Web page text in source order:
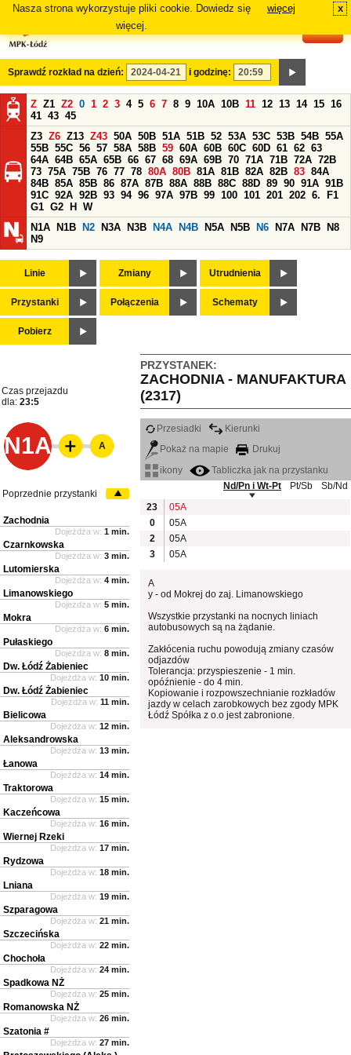
Nasza strona wykorzystuje pliki cookie. Dowiedz się
więcej.
więcej x
Sprawdź rozkład na dzień: i godzinę:
Z Z1 Z2 0 1 2 3 4 5 6 7 8 9 10A 10B 11 12 13 14 15 16
41 43 45
Z3 Z6 Z13 Z43 50A 50B 51A 51B 52 53A 53C 53B 54B 55A
55B 55C 56 57 58A 58B 59 60A 60B 60C 60D 61 62 63
64A 64B 65A 65B 66 67 68 69A 69B 70 71A 71B 72A 72B
73 75A 75B 76 77 78 80A 80B 81A 81B 82A 82B 83 84A
84B 85A 85B 86 87A 87B 88A 88B 88C 88D 89 90 91A 91B
91C 92A 92B 93 94 96 97A 97B 99 100 101 201 202 6.
F1
G1 G2 H
W
N1A
N1B N2 N3A N3B N4A N4B N5A N5B N6 N7A N7B
N8
N9
Linie Zmiany Utrudnienia
Przystanki Połączenia Schematy
Pobierz
PRZYSTANEK:
ZACHODNIA - MANUFAKTURA
(2317)
Czas przejazdu
dla: 23:5
N1A
Przesiadki
Kierunki
Pokaż na mapie
Drukuj
ikony
Tabliczka jak na przystanku
Nd/Pn i Wt-Pt
Pt/Sb
Sb/Nd
23
05A
0
05A
2
05A
3
05A
A
y - od Mokrej do zaj. Limanowskiego
Wszystkie przystanki na nocnych liniach
autobusowych są na żądanie.
Zakłócenia ruchu powodują zmiany czasów
odjazdów
Tolerancja: przyspieszenie - 1 min.
opóźnienie - do 4 min.
Kopiowanie i rozpowszechnianie rozkładów
jazdy w celach zarobkowych bez zgody MPK
Łódź Spółka z o.o jest zabronione.
A
Poprzednie przystanki
Zachodnia
Dojeżdża w: 1 min.
Czarnkowska
Dojeżdża w: 3 min.
Lutomierska
Dojeżdża w: 4 min.
Limanowskiego
Dojeżdża w: 5 min.
Mokra
Dojeżdża w: 6 min.
Pułaskiego
Dojeżdża w: 8 min.
Dw. Łódź Żabieniec
Dojeżdża w: 10 min.
Dw. Łódź Żabieniec
Dojeżdża w: 11 min.
Bielicowa
Dojeżdża w: 12 min.
Aleksandrowska
Dojeżdża w: 13 min.
Łanowa
Dojeżdża w: 14 min.
Traktorowa
Dojeżdża w: 15 min.
Kaczeńcowa
Dojeżdża w: 16 min.
Wiernej Rzeki
Dojeżdża w: 17 min.
Rydzowa
Dojeżdża w: 18 min.
Lniana
Dojeżdża w: 19 min.
Szparagowa
Dojeżdża w: 21 min.
Szczecińska
Dojeżdża w: 22 min.
Chochoła
Dojeżdża w: 24 min.
Spadkowa NŻ
Dojeżdża w: 25 min.
Romanowska NŻ
Dojeżdża w: 26 min.
Szatonia #
Dojeżdża w: 27 min.